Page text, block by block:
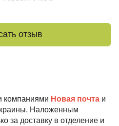
отзыв
компаниями Новая почта и
Наложенным
за доставку в отделение и